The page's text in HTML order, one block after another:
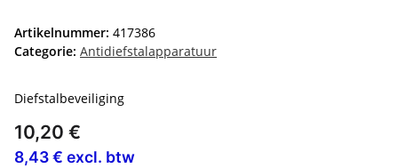
Artikelnummer: 417386
Categorie: Antidiefstalapparatuur
Diefstalbeveiliging
10,20 €
8,43 € excl. btw